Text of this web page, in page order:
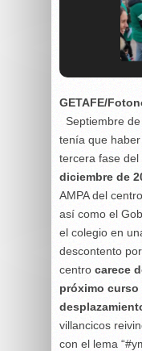
GETAFE/
Septiembre
tenía que
tercera fase del
diciembre de
AMPA del
así como el
el colegio en
descontento
centro carece
próximo curso
villancicos
con el lema